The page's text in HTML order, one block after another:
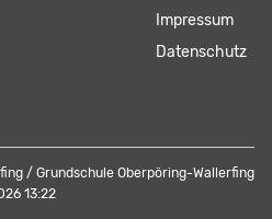
Navigation
überspringen
Impressum
Datenschutz
/ Grundschule Oberpöring-Wallerfing
13:22